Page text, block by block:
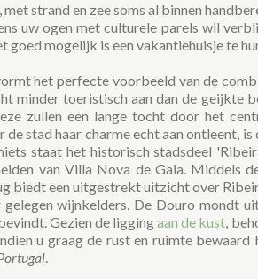
strand en zee soms al binnen
uw ogen met culturele parels wil
goed mogelijk is een vakantiehuisje te
het perfecte voorbeeld van de
minder toeristisch aan dan de geijkte
zullen een lange tocht door het
de stad haar charme echt aan ontleent,
staat het historisch stadsdeel
van Villa Nova de Gaia. Middels
biedt een uitgestrekt uitzicht over
wijnkelders. De Douro mondt
Gezien de liggingaan de kust,
u graag de rust en ruimte bewaard
.